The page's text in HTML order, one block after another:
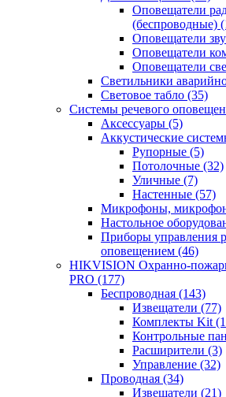
Оповещатели
(беспроводные)
Оповещатели
Оповещатели
Оповещатели
Светильники
Световое табло (35)
Системы речевого
Аксессуары (5)
Аккустические
Рупорные (5)
Потолочные (32)
Уличные (7)
Настенные (57)
Микрофоны,
Настольное
Приборы управления
оповещением (46)
HIKVISION Охранно-
PRO (177)
Беспроводная (143)
Извещатели (77)
Комплекты Kit
Контрольные
Расширители (3)
Управление (32)
Проводная (34)
Извещатели (21)